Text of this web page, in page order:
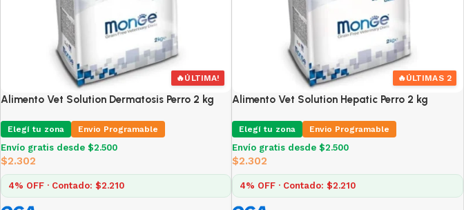
🔥ÚLTIMA!
Alimento Vet Solution Dermatosis Perro 2 kg
Elegí tu zona Envio Programable
Envío gratis desde $2.500
$2.302
4% OFF · Contado: $2.210
🔥ÚLTIMAS 2
Alimento Vet Solution Hepatic Perro 2 kg
Elegí tu zona Envio Programable
Envío gratis desde $2.500
$2.302
4% OFF · Contado: $2.210